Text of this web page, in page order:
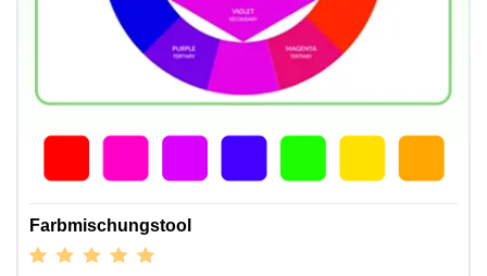
Farbmischungstool